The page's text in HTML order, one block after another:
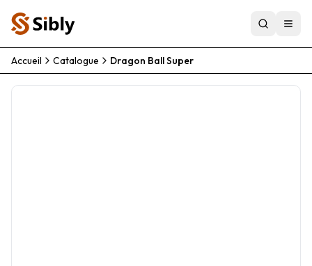
Accueil Catalogue Dragon Ball Super